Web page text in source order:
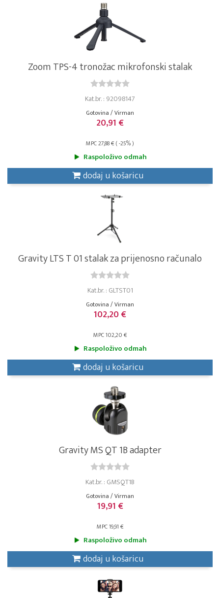
Zoom TPS-4 tronožac mikrofonski stalak
Kat.br. : 92098147
Gotovina / Virman
20,91 €
MPC 27,88 € ( -25% )
Raspoloživo odmah
dodaj u košaricu
Gravity LTS T 01 stalak za prijenosno računalo
Kat.br. : GLTST01
Gotovina / Virman
102,20 €
MPC 102,20 €
Raspoloživo odmah
dodaj u košaricu
Gravity MS QT 1B adapter
Kat.br. : GMSQT1B
Gotovina / Virman
19,91 €
MPC 19,91 €
Raspoloživo odmah
dodaj u košaricu